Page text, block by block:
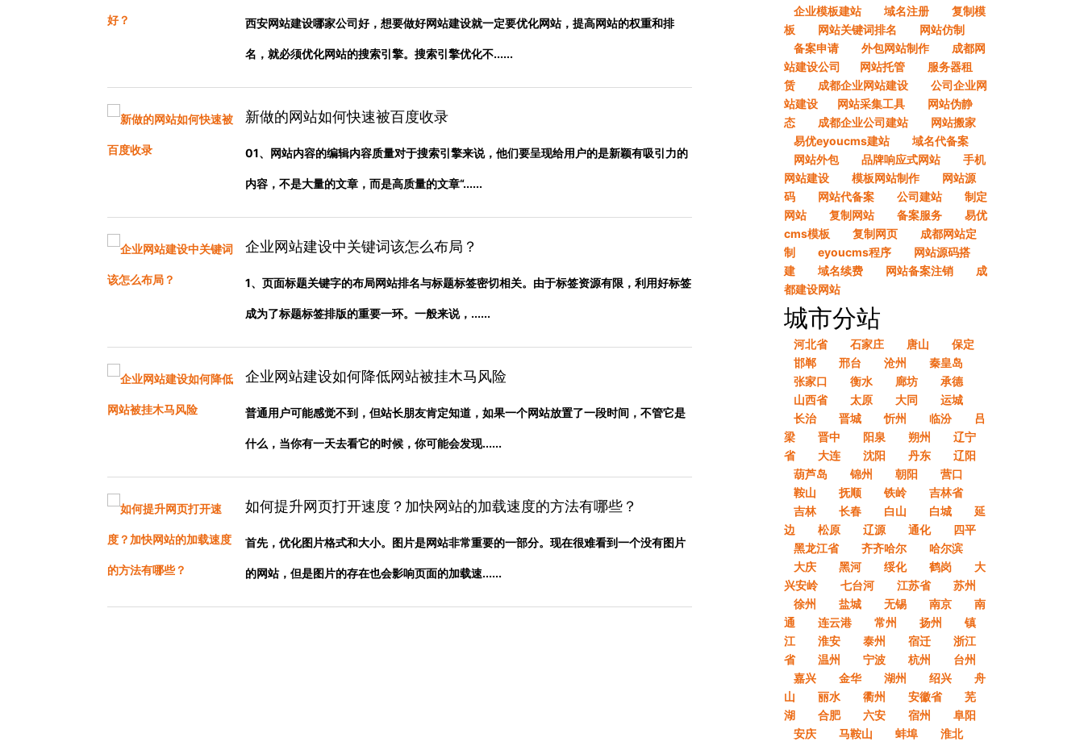
西安网站建设哪家公司好，想要做好网站建设就一定要优化网站，提高网站的权重和排
名，就必须优化网站的搜索引擎。搜索引擎优化不......
新做的网站如何快速被百度收录
01、网站内容的编辑内容质量对于搜索引擎来说，他们要呈现给用户的是新颖有吸引力的
内容，不是大量的文章，而是高质量的文章“......
企业网站建设中关键词该怎么布局？
1、页面标题关键字的布局网站排名与标题标签密切相关。由于标签资源有限，利用好标签
成为了标题标签排版的重要一环。一般来说，......
企业网站建设如何降低网站被挂木马风险
普通用户可能感觉不到，但站长朋友肯定知道，如果一个网站放置了一段时间，不管它是
什么，当你有一天去看它的时候，你可能会发现......
如何提升网页打开速度？加快网站的加载速度的方法有哪些？
首先，优化图片格式和大小。图片是网站非常重要的一部分。现在很难看到一个没有图片
的网站，但是图片的存在也会影响页面的加载速......
企业模板建站
域名注册
复制模
板
网站关键词排名
网站仿制
备案申请
外包网站制作
成都网
站建设公司​
网站托管
服务器租
赁
成都企业网站建设
公司企业网
站建设​
网站采集工具
网站伪静
态
成都企业公司建站
网站搬家
易优eyoucms建站
域名代备案
网站外包
品牌响应式网站
手机
网站建设
模板网站制作
网站源
码
网站代备案 公司建站
制定
网站
复制网站 备案服务
易优
cms模板
复制网页
成都网站定
制
eyoucms程序
网站源码搭
建
域名续费 网站备案注销
成
都建设网站
城市分站
河北省 石家庄 唐山
保定
邯郸
邢台 沧州
秦皇岛
张家口
衡水 廊坊
承德
山西省
太原 大同
运城
长治
晋城 忻州 临汾
吕
梁
晋中 阳泉 朔州
辽宁
省
大连 沈阳 丹东
辽阳
葫芦岛
锦州 朝阳
营口
鞍山
抚顺 铁岭
吉林省
吉林
长春 白山 白城
延
边
松原 辽源 通化
四平
黑龙江省
齐齐哈尔
哈尔滨
大庆
黑河 绥化 鹤岗
大
兴安岭
七台河 江苏省
苏州
徐州
盐城 无锡 南京
南
通
连云港 常州 扬州
镇
江
淮安 泰州 宿迁
浙江
省
温州 宁波 杭州
台州
嘉兴
金华 湖州 绍兴
舟
山
丽水 衢州 安徽省
芜
湖
合肥 六安 宿州
阜阳
安庆
马鞍山 蚌埠
淮北